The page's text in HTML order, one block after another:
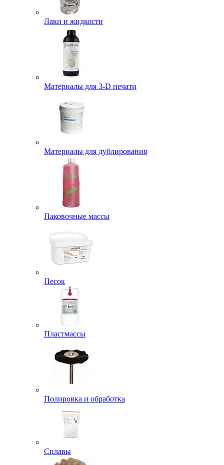
Лаки и жидкости
Материалы для 3-D печати
Материалы для дублирования
Паковочные массы
Песок
Пластмассы
Полировка и обработка
Сплавы